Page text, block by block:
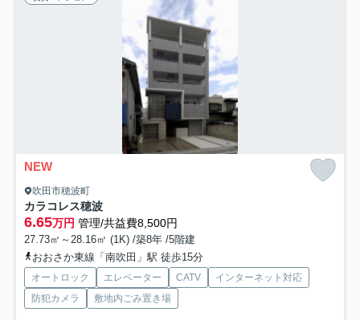
NEW
吹田市穂波町
カラコレス穂波
6.65万円 管理/共益費8,500円
27.73㎡～28.16㎡ (1K) /築8年 /5階建
おおさか東線「南吹田」駅 徒歩15分
オートロック エレベーター CATV
インターネット対応
防犯カメラ
敷地内ごみ置き場